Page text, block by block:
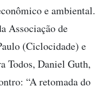
e ambiental.
Associação de
(Ciclocidade) e
Todos, Daniel Guth,
“A retomada do